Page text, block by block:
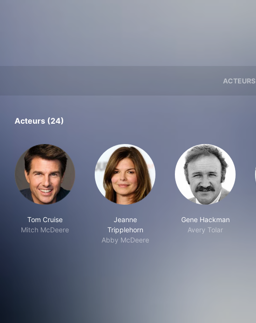
ACTEURS
Acteurs (24)
Tom Cruise
Mitch McDeere
Jeanne
Tripplehorn
Abby McDeere
Gene Hackman
Avery Tolar